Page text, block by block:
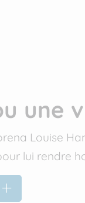
une
Louise
lui rendre